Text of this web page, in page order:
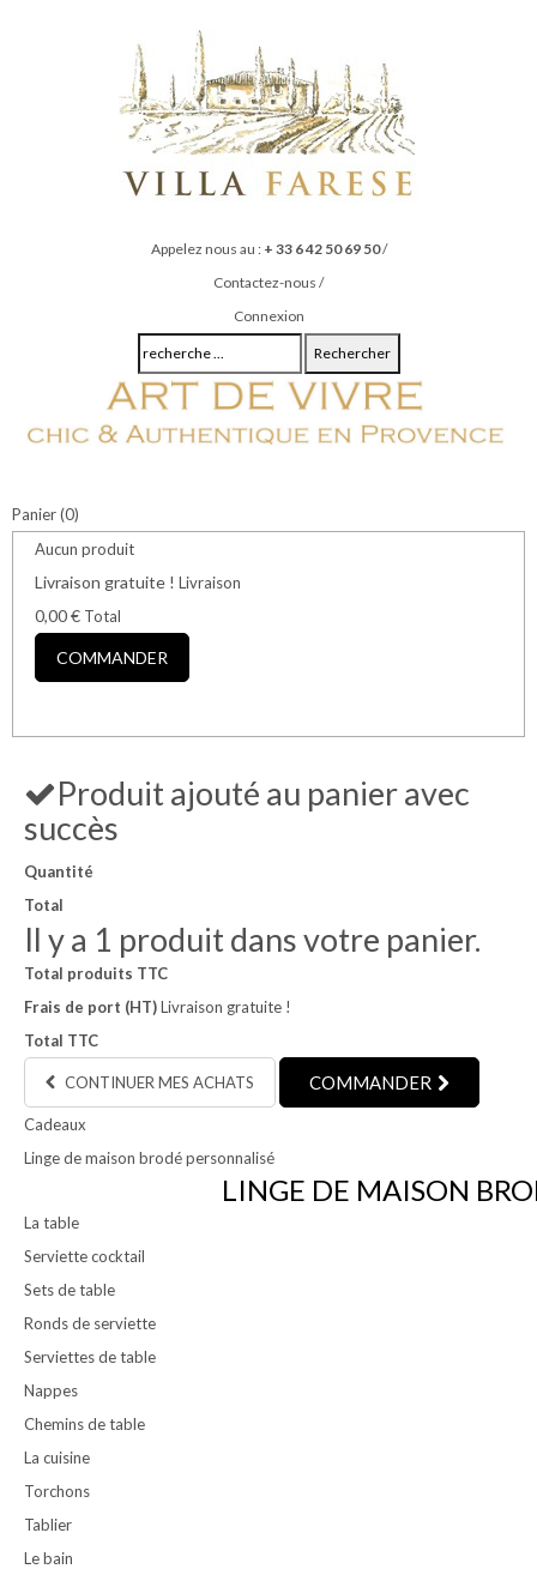
Appelez nous au : + 33 6 42 50 69 50/
Contactez-nous /
Connexion
Rechercher
Panier(0)
Aucun produit
Livraison gratuite ! Livraison
0,00 € Total
COMMANDER
Produit ajouté au panier avec
succès
Quantité
Total
Il y a 1 produit dans votre panier.
Total produits TTC
Frais de port (HT)Livraison gratuite !
Total TTC
CONTINUER MES ACHATS COMMANDER
Cadeaux
Linge de maison brodé personnalisé
LINGE DE MAISON
La table
Serviette cocktail
Sets de table
Ronds de serviette
Serviettes de table
Nappes
Chemins de table
La cuisine
Torchons
Tablier
Le bain